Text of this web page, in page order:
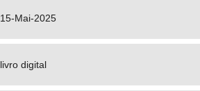
15-Mai-2025
livro digital